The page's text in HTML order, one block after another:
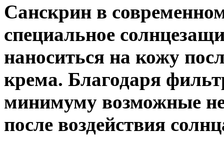
Санскрин в
специальное
наноситься на кожу
крема. Благодаря
минимуму возможные
после воздействия